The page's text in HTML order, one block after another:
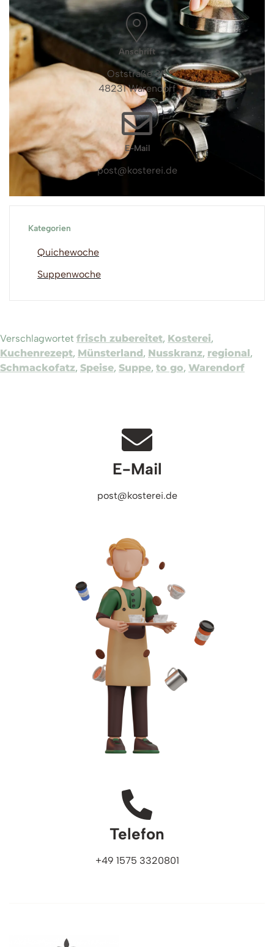
Anschrift
Oststraße 38
48231 Warendorf
E-Mail
post@kosterei.de
Kategorien
Quichewoche
Suppenwoche
Verschlagwortet frisch zubereitet, Kosterei,
Kuchenrezept, Münsterland , Nusskranz, regional ,
Schmackofatz, Speise, Suppe, to go, Warendorf
E-Mail
post@kosterei.de
Telefon
+49 1575 3320801